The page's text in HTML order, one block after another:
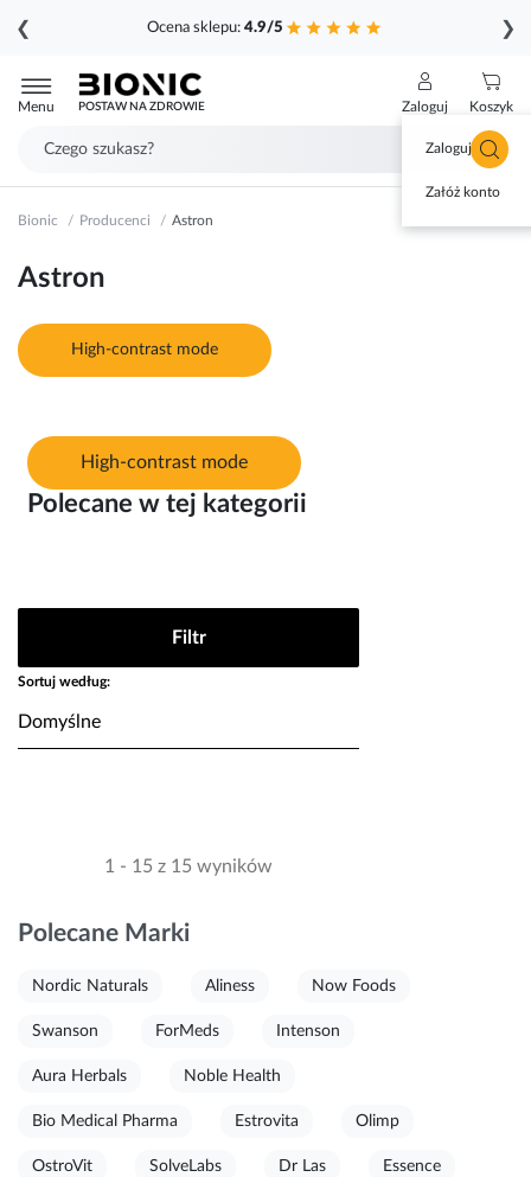
Ocena sklepu: 4.9/5
❮ ❯
do
treści
Menu POSTAW NA ZDROWIE Zaloguj
Zaloguj się
Załóż konto
Koszyk
Bionic Producenci Astron
Astron
High-contrast mode
High-contrast mode
Polecane w tej kategorii
Filtr
Sortuj według:
1 - 15 z 15 wyników
Polecane Marki
Nordic Naturals Aliness Now Foods
Swanson ForMeds Intenson
Aura Herbals Noble Health
Bio Medical Pharma Estrovita Olimp
OstroVit SolveLabs Dr Las Essence